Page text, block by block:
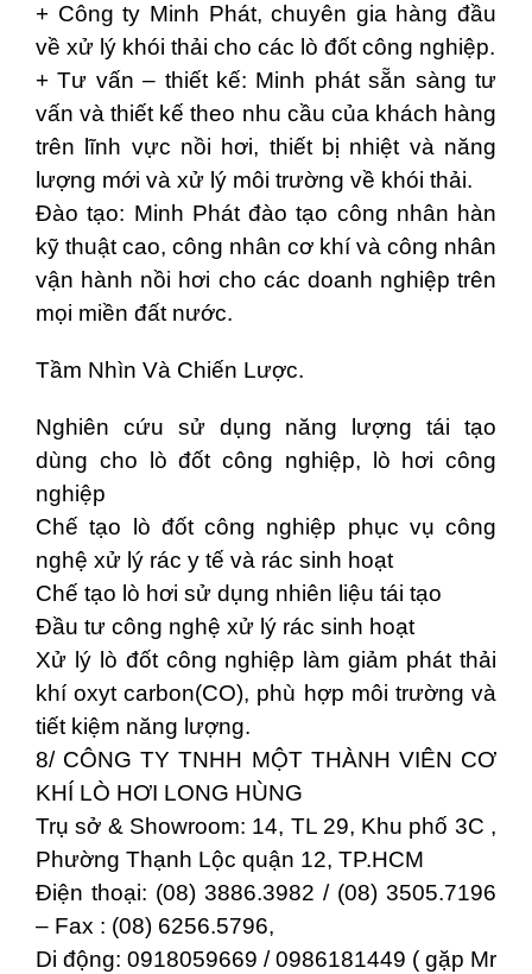
+ Công ty Minh Phát, chuyên gia hàng đầu
về xử lý khói thải cho các lò đốt công nghiệp.
+ Tư vấn – thiết kế: Minh phát sẵn sàng tư
vấn và thiết kế theo nhu cầu của khách hàng
trên lĩnh vực nồi hơi, thiết bị nhiệt và năng
lượng mới và xử lý môi trường về khói thải.
Đào tạo: Minh Phát đào tạo công nhân hàn
kỹ thuật cao, công nhân cơ khí và công nhân
vận hành nồi hơi cho các doanh nghiệp trên
mọi miền đất nước.
Tầm Nhìn Và Chiến Lược.
Nghiên cứu sử dụng năng lượng tái tạo
dùng cho lò đốt công nghiệp, lò hơi công
nghiệp
Chế tạo lò đốt công nghiệp phục vụ công
nghệ xử lý rác y tế và rác sinh hoạt
Chế tạo lò hơi sử dụng nhiên liệu tái tạo
Đầu tư công nghệ xử lý rác sinh hoạt
Xử lý lò đốt công nghiệp làm giảm phát thải
khí oxyt carbon(CO), phù hợp môi trường và
tiết kiệm năng lượng.
8/ CÔNG TY TNHH MỘT THÀNH VIÊN CƠ
KHÍ LÒ HƠI LONG HÙNG
Trụ sở & Showroom: 14, TL 29, Khu phố 3C ,
Phường Thạnh Lộc quận 12, TP.HCM
Điện thoại: (08) 3886.3982 / (08) 3505.7196
– Fax : (08) 6256.5796,
Di động: 0918059669 / 0986181449 ( gặp Mr